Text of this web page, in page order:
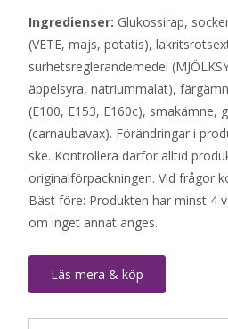
Ingredienser: Glukossirap,
(VETE, majs, potatis),
surhetsreglerandemedel
äppelsyra, natriummalat),
(E100, E153, E160c), smakämne,
(carnaubavax). Förändringar i
ske. Kontrollera därför alltid
originalförpackningen. Vid frågor
Bäst före: Produkten har minst 4
om inget annat anges.
Läs mera & köp